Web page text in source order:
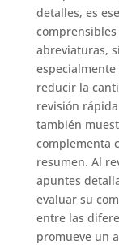
detalles, es
abreviaturas,
reducir la
revisión
también
complementa
resumen. Al
apuntes
evaluar su
entre las
promueve un